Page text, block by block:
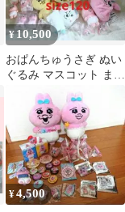
¥10,500
おぱんちゅうさぎ ぬい
ぐるみ マスコット まと
¥4,500